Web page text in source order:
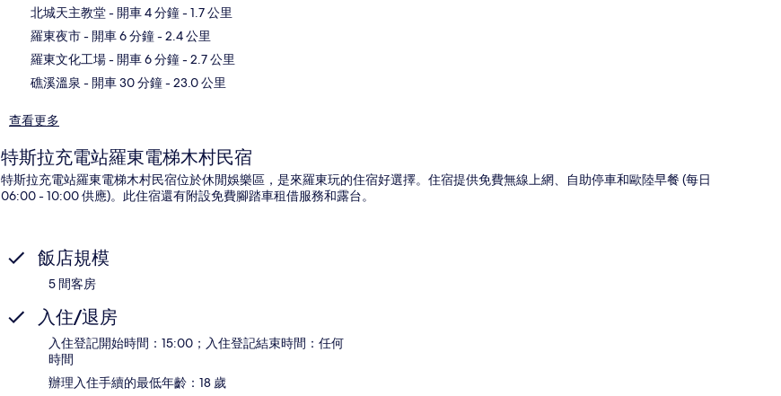
北城天主教堂- 開車 4 分鐘- 1.7 公里
羅東夜市- 開車 6 分鐘- 2.4 公里
羅東文化工場- 開車 6 分鐘- 2.7 公里
礁溪溫泉 - 開車 30 分鐘- 23.0 公里
查看更多
特斯拉充電站羅東電梯木村民宿
特斯拉充電站羅東電梯木村民宿位於休閒娛樂區，是來羅東玩的住宿好選擇。住宿提供免費無線上網、自助停車和歐陸早餐 (每日
06:00 - 10:00 供應)。此住宿還有附設免費腳踏車租借服務和露台。
飯店規模
5 間客房
入住/退房
入住登記開始時間：15:00；入住登記結束時間：任何
時間
辦理入住手續的最低年齡：18 歲